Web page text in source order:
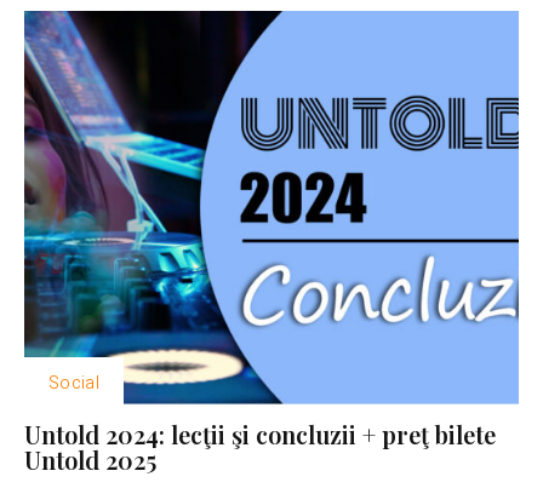
Social
Untold 2024: lecţii şi concluzii + preţ bilete
Untold 2025